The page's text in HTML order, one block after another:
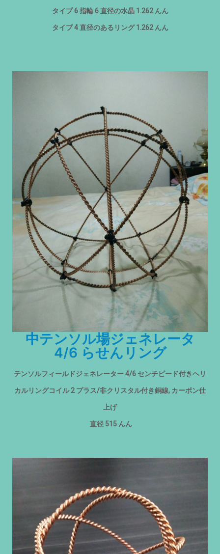
タイプ 6 指輪 6 直径の水晶 1.262 んん
タイプ 4 直径のあるリング 1.262 んん
中テンソル場ジェネレータ
4/6 らせんリング
テンソルフィールドジェネレーター 4/6 センチピード付きヘリ
カルリングコイル 2 プラス/非クリスタル付き銅線, カーボン仕
上げ
直径 515 んん